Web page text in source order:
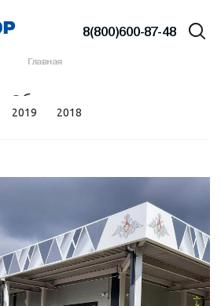
8(800)600-87-48
Главная
Объекты
2019 2018